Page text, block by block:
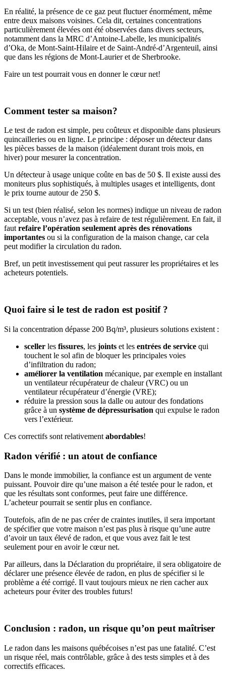
En réalité, la présence de ce gaz peut fluctuer énormément, même
entre deux maisons voisines. Cela dit, certaines concentrations
particulièrement élevées ont été observées dans divers secteurs,
notamment dans la MRC d’Antoine-Labelle, les municipalités
d’Oka, de Mont-Saint-Hilaire et de Saint-André-d’Argenteuil, ainsi
que dans les régions de Mont-Laurier et de Sherbrooke.
Faire un test pourrait vous en donner le cœur net!
Comment tester sa maison?
Le test de radon est simple, peu coûteux et disponible dans plusieurs
quincailleries ou en ligne. Le principe : déposer un détecteur dans
les pièces basses de la maison (idéalement durant trois mois, en
hiver) pour mesurer la concentration.
Un détecteur à usage unique coûte en bas de 50 $. Il existe aussi des
moniteurs plus sophistiqués, à multiples usages et intelligents, dont
le prix tourne autour de 250 $.
Si un test (bien réalisé, selon les normes) indique un niveau de radon
acceptable, vous n’avez pas à refaire de test régulièrement. En fait, il
faut refaire l’opération seulement après des rénovations
importantes ou si la configuration de la maison change, car cela
peut modifier la circulation du radon.
Bref, un petit investissement qui peut rassurer les propriétaires et les
acheteurs potentiels.
Quoi faire si le test de radon est positif ?
Si la concentration dépasse 200 Bq/m³, plusieurs solutions existent :
sceller les fissures, les joints et les entrées de service qui
touchent le sol afin de bloquer les principales voies
d’infiltration du radon;
améliorer la ventilation mécanique, par exemple en installant
un ventilateur récupérateur de chaleur (VRC) ou un
ventilateur récupérateur d’énergie (VRE);
réduire la pression sous la dalle ou autour des fondations
grâce à un système de dépressurisation qui expulse le radon
vers l’extérieur.
Ces correctifs sont relativement abordables!
Radon vérifié : un atout de confiance
Dans le monde immobilier, la confiance est un argument de vente
puissant. Pouvoir dire qu’une maison a été testée pour le radon, et
que les résultats sont conformes, peut faire une différence.
L’acheteur pourrait se sentir plus en confiance.
Toutefois, afin de ne pas créer de craintes inutiles, il sera important
de spécifier que votre maison n’est pas plus à risque qu’une autre
d’avoir un taux élevé de radon, et que vous avez fait le test
seulement pour en avoir le cœur net.
Par ailleurs, dans la Déclaration du propriétaire, il sera obligatoire de
déclarer une présence élevée de radon, en plus de spécifier si le
problème a été corrigé. Il vaut toujours mieux ne rien cacher aux
acheteurs pour éviter des troubles futurs!
Conclusion : radon, un risque qu’on peut maîtriser
Le radon dans les maisons québécoises n’est pas une fatalité. C’est
un risque réel, mais contrôlable, grâce à des tests simples et à des
correctifs efficaces.